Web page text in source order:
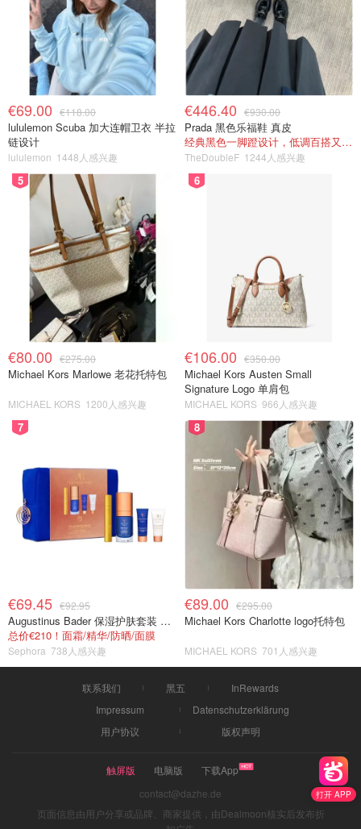
打开 APP
€69.00 €118.00
lululemon Scuba 加大连帽卫衣 半拉
链设计
lululemon 1448人感兴趣
€446.40 €930.00
Prada 黑色乐福鞋 真皮
经典黑色一脚蹬设计，低调百搭又高级
TheDoubleF 1244人感兴趣
5
€80.00 €275.00
Michael Kors Marlowe 老花托特包
MICHAEL KORS 1200人感兴趣
6
€106.00 €350.00
Michael Kors Austen Small
Signature Logo 单肩包
MICHAEL KORS 966人感兴趣
7
€69.45 €92.95
Augustinus Bader 保湿护肤套装 TFC8®
总价€210！面霜/精华/防晒/面膜
Sephora 738人感兴趣
8
€89.00 €295.00
Michael Kors Charlotte logo托特包
MICHAEL KORS 701人感兴趣
联系我们 黑五
InRewards
Impressum
Datenschutzerklärung
用户协议
版权声明
触屏版 电脑版
下载App
contact@dazhe.de
页面信息由用户分享或品牌、商家提供，由Dealmoon核实后发布折